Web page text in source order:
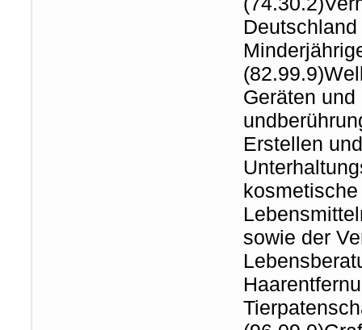
Geräten
Erstellen
sowie der